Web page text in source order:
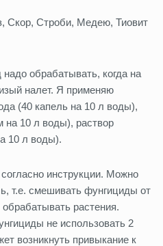
Скор, Строби, Медею, Тиовит
обрабатывать, когда на
налет. Я применяю
(40 капель на 10 л воды),
на 10 л воды), раствор
10 л воды).
инструкции. Можно
т.е. смешивать фунгициды от
растения.
не использовать 2
возникнуть привыкание к